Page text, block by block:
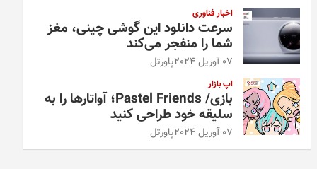
اخبار فناوری
سرعت دانلود این گوشی چینی، مغز
شما را منفجر می‌کند
07 آوریل 2024 پاورتل
اپ بازار
بازی/ Pastel Friends؛ آواتارها را به
سلیقه خود طراحی کنید
07 آوریل 2024 پاورتل